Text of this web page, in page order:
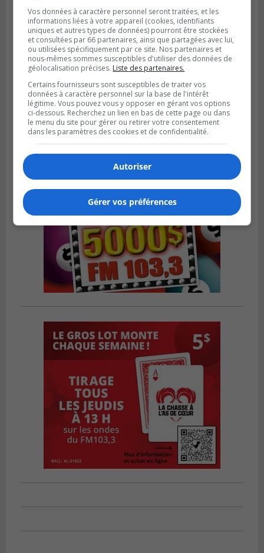
SAINT-CONSTANT
Publié le 4 août 2026 à 14h02
Saint-Constant signe une nouvelle
convention pour le bien de la population
Vos données à caractère personnel seront traitées, et les
informations liées à votre appareil (cookies, identifiants
uniques et autres types de données) pourront être stockées
et consultées par 66 partenaires, ainsi que partagées avec lui,
ou utilisées spécifiquement par ce site. Nos partenaires et
nous-mêmes sommes susceptibles d'utiliser des données de
géolocalisation précises. Liste des partenaires.
Certains fournisseurs sont susceptibles de traiter vos
données à caractère personnel sur la base de l'intérêt
légitime. Vous pouvez vous y opposer en gérant vos options
ci-dessous. Recherchez un lien en bas de cette page ou dans
le menu du site pour gérer ou retirer votre consentement
dans les paramètres des cookies et de confidentialité.
Autoriser
Gérer vos préférences